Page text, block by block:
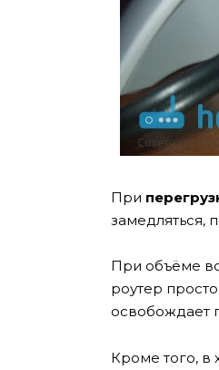
При
замедляться,
При объёме
роутер
освобождает
Кроме того, в